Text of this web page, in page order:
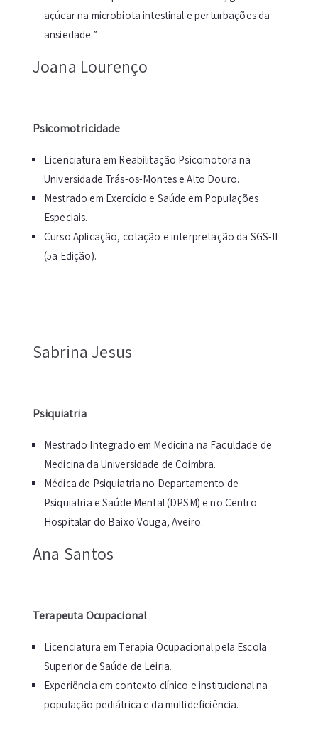
açúcar na microbiota intestinal e perturbações da
ansiedade.”
Joana Lourenço
Psicomotricidade
Licenciatura em Reabilitação Psicomotora na
Universidade Trás-os-Montes e Alto Douro.
Mestrado em Exercício e Saúde em Populações
Especiais.
Curso Aplicação, cotação e interpretação da SGS-II
(5a Edição).
Sabrina Jesus
Psiquiatria
Mestrado Integrado em Medicina na Faculdade de
Medicina da Universidade de Coimbra.
Médica de Psiquiatria no Departamento de
Psiquiatria e Saúde Mental (DPSM) e no Centro
Hospitalar do Baixo Vouga, Aveiro.
Ana Santos
Terapeuta Ocupacional
Licenciatura em Terapia Ocupacional pela Escola
Superior de Saúde de Leiria.
Experiência em contexto clínico e institucional na
população pediátrica e da multideficiência.